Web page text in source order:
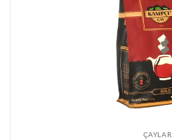
ÇAYLAR